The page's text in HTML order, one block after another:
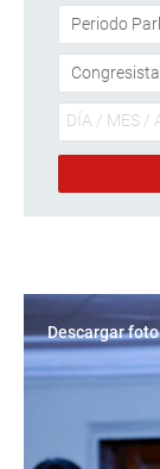
Descargar foto